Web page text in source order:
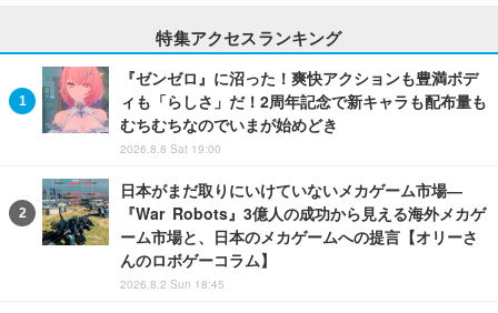
特集アクセスランキング
『ゼンゼロ』に沼った！爽快アクションも豊満ボデ
ィも「らしさ」だ！2周年記念で新キャラも配布量も
むちむちなのでいまが始めどき
2026.8.8 Sat 19:00
日本がまだ取りにいけていないメカゲーム市場―
『War Robots』3億人の成功から見える海外メカゲ
ーム市場と、日本のメカゲームへの提言【オリーさ
んのロボゲーコラム】
2026.8.2 Sun 18:45